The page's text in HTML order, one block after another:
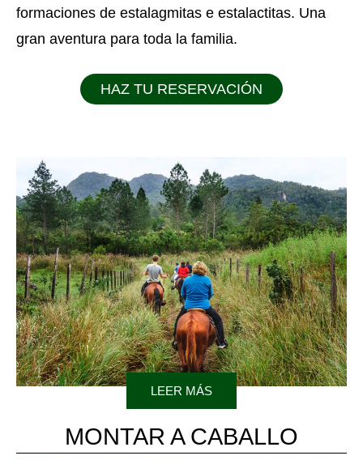
formaciones de estalagmitas e estalactitas. Una
gran aventura para toda la familia.
HAZ TU RESERVACIÓN
LEER MÁS
MONTAR A CABALLO